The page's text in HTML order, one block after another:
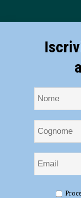
nuovo servizio on line